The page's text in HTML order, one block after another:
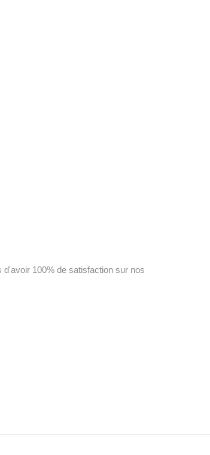
100% de satisfaction sur nos